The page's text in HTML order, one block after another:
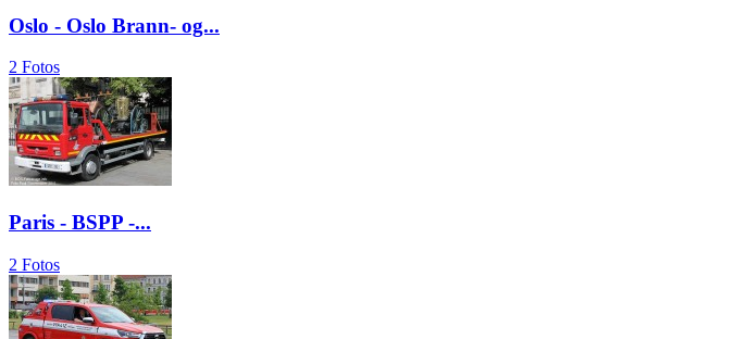
Oslo - Oslo Brann- og...
2 Fotos
Paris - BSPP -...
2 Fotos